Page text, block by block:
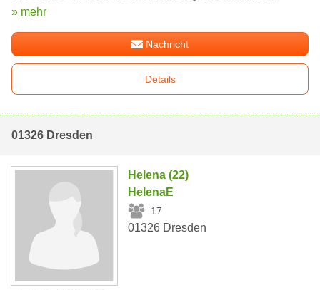
» mehr
Nachricht
Details
01326 Dresden
Helena (22)
HelenaE
17
01326 Dresden